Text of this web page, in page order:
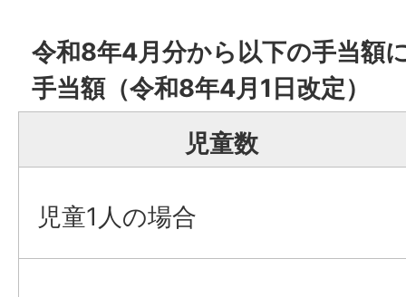
令和8年4月分から以下の手当額
手当額（令和8年4月1日改定）
児童数
児童1人の場合